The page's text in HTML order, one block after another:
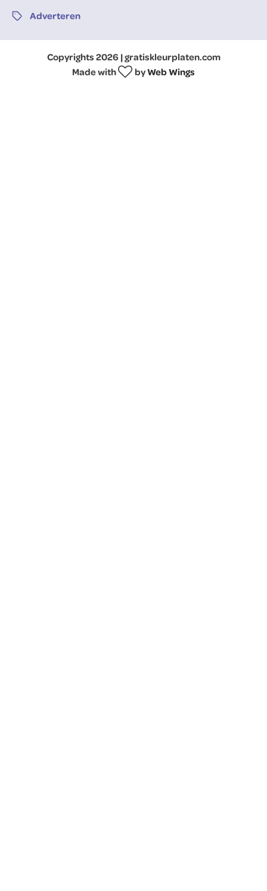
Adverteren
Copyrights 2026 | gratiskleurplaten.com
Made with
byWeb Wings